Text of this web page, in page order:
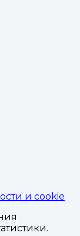
и cookie